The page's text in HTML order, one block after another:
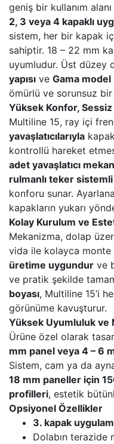
geniş bir kullanım
2, 3 veya 4 kapaklı
sistem, her bir kapak
sahiptir. 18 – 22 mm
uyumludur. Üst düzey
yapısı ve Gama
ömürlü ve sorunsuz bir
Yüksek Konfor, Sessiz
Multiline 15, ray içi
yavaşlatıcılarıyla
kontrollü hareket
adet yavaşlatıcı
rulmanlı teker
konforu sunar.
kapakların yukarı
Kolay Kurulum ve
Mekanizma, dolap
vida ile kolayca monte
üretime uygundur ve
ve pratik şekilde
boyası, Multiline 15’i
görünüme kavuşturur.
Yüksek Uyumluluk ve
Ürüne özel olarak
mm panel veya 4 – 6
Sistem, cam ya da
18 mm paneller için
profilleri, estetik
Opsiyonel Özellikler
3. kapak
Dolabın terazide